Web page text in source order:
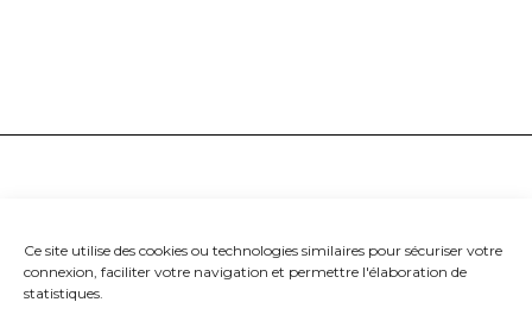
Ce site utilise des cookies ou technologies similaires pour sécuriser votre
connexion, faciliter votre navigation et permettre l'élaboration de
statistiques.